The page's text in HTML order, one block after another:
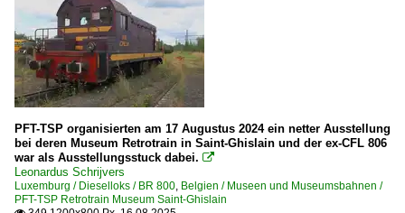
PFT-TSP organisierten am 17 Augustus 2024 ein netter Ausstellung
bei deren Museum Retrotrain in Saint-Ghislain und der ex-CFL 806
war als Ausstellungsstuck dabei. 
Leonardus Schrijvers
Luxemburg / Dieselloks / BR 800, Belgien / Museen und Museumsbahnen /
PFT-TSP Retrotrain Museum Saint-Ghislain